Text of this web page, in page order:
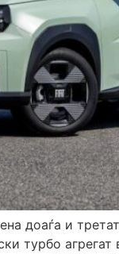
доаѓа и
турбо